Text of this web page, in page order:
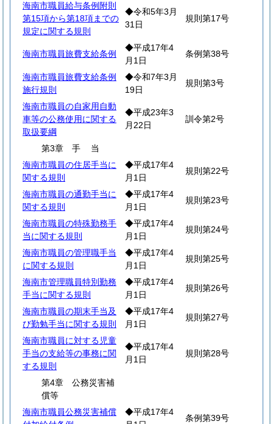
海南市職員給与条例附則
第15項から第18項までの
規定に関する規則
◆令和5年3月
31日
規則第17号
海南市職員旅費支給条例
◆平成17年4
月1日
条例第38号
海南市職員旅費支給条例
施行規則
◆令和7年3月
19日
規則第3号
海南市職員の自家用自動
車等の公務使用に関する
取扱要綱
◆平成23年3
月22日
訓令第2号
第3章 手 当
海南市職員の住居手当に
関する規則
◆平成17年4
月1日
規則第22号
海南市職員の通勤手当に
関する規則
◆平成17年4
月1日
規則第23号
海南市職員の特殊勤務手
当に関する規則
◆平成17年4
月1日
規則第24号
海南市職員の管理職手当
に関する規則
◆平成17年4
月1日
規則第25号
海南市管理職員特別勤務
手当に関する規則
◆平成17年4
月1日
規則第26号
海南市職員の期末手当及
び勤勉手当に関する規則
◆平成17年4
月1日
規則第27号
海南市職員に対する児童
手当の支給等の事務に関
する規則
◆平成17年4
月1日
規則第28号
第4章 公務災害補
償等
海南市職員公務災害補償
◆平成17年4
条例第39号